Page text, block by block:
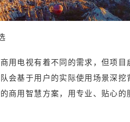
用电视有着不同的需求，但项目
会基于用户的实际使用场景深挖
商用智慧方案，用专业、贴心的